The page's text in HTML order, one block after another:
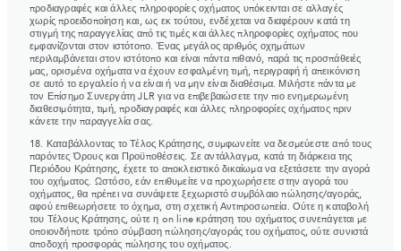
προδιαγραφές και άλλες πληροφορίες οχήματος υπόκεινται σε αλλαγές
χωρίς προειδοποίηση και, ως εκ τούτου, ενδέχεται να διαφέρουν κατά τη
στιγμή της παραγγελίας από τις τιμές και άλλες πληροφορίες οχήματος που
εμφανίζονται στον ιστότοπο. Ένας μεγάλος αριθμός οχημάτων
περιλαμβάνεται στον ιστότοπο και είναι πάντα πιθανό, παρά τις προσπάθειές
μας, ορισμένα οχήματα να έχουν εσφαλμένη τιμή, περιγραφή ή απεικόνιση
σε αυτό το εργαλείο ή να είναι ή να μην είναι διαθέσιμα. Μιλήστε πάντα με
τον Επίσημο Συνεργάτη JLR για να επιβεβαιώσετε την πιο ενημερωμένη
διαθεσιμότητα, τιμή, προδιαγραφές και άλλες πληροφορίες οχήματος πριν
κάνετε την παραγγελία σας.
18. Καταβάλλοντας το Τέλος Κράτησης, συμφωνείτε να δεσμεύεστε από τους
παρόντες Όρους και Προϋποθέσεις. Σε αντάλλαγμα, κατά τη διάρκεια της
Περιόδου Κράτησης, έχετε το αποκλειστικό δικαίωμα να εξετάσετε την αγορά
του οχήματος. Ωστόσο, εάν επιθυμείτε να προχωρήσετε στην αγορά του
οχήματος, θα πρέπει να συνάψετε ξεχωριστό συμβόλαιο πώλησης/αγοράς,
αφού επιθεωρήσετε το όχημα, στη σχετική Αντιπροσωπεία. Ούτε η καταβολή
του Τέλους Κράτησης, ούτε η on line κράτηση του οχήματος συνεπάγεται με
οποιονδήποτε τρόπο σύμβαση πώλησης/αγοράς του οχήματος, ούτε συνιστά
αποδοχή προσφοράς πώλησης του οχήματος.